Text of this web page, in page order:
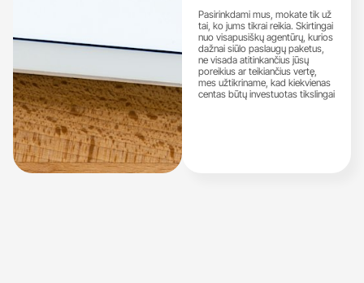
Pasirinkdami mus, mokate tik už
tai, ko jums tikrai reikia. Skirtingai
nuo visapusiškų agentūrų, kurios
dažnai siūlo paslaugų paketus,
ne visada atitinkančius jūsų
poreikius ar teikiančius vertę,
mes užtikriname, kad kiekvienas
centas būtų investuotas tikslingai